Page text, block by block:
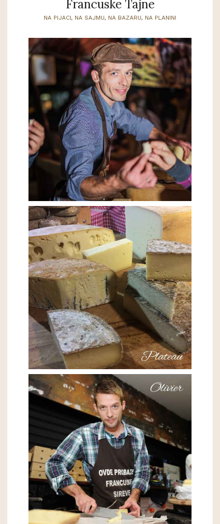
Francuske Tajne
NA PIJACI, NA SAJMU, NA BAZARU, NA PLANINI